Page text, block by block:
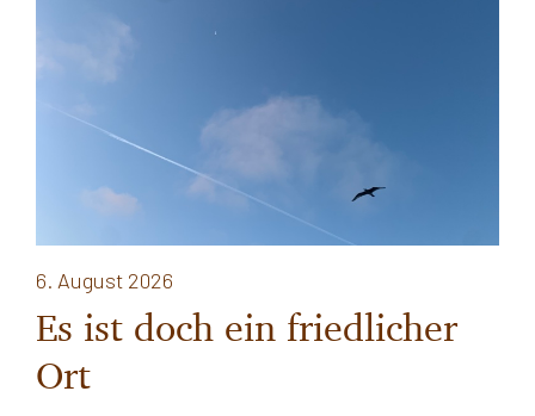
6. August 2026
Es ist doch ein friedlicher
Ort